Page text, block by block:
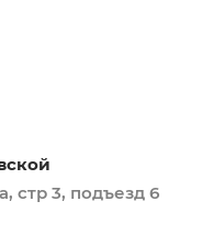
стр 3, подъезд 6